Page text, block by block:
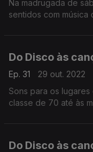
Na madrugada de
sentidos com
Do Disco às
Ep. 31
29 out. 2022
Sons para os
classe de 70 até às
Do Disco às